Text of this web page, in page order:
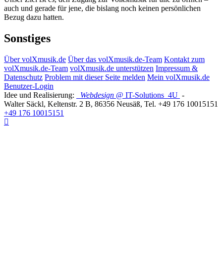
auch und gerade für jene, die bislang noch keinen persönlichen
Bezug dazu hatten.
Sonstiges
Über volXmusik.de Über das volXmusik.de-Team Kontakt zum
volXmusik.de-Team volXmusik.de unterstützen Impressum &
Datenschutz Problem mit dieser Seite melden Mein volXmusik.de
Benutzer-Login
Idee und Realisierung:
Webdesign @ IT-Solutions 4U -
Walter Säckl, Keltenstr. 2 B, 86356 Neusäß, Tel. +49 176 10015151
+49 176 10015151